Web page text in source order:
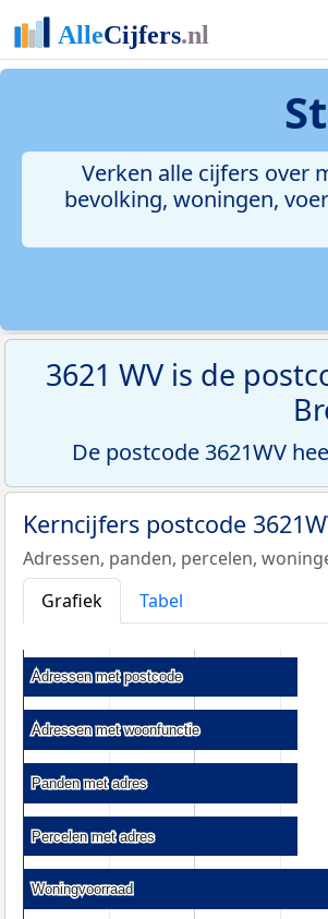
Verken alle cijfers over
bevolking, woningen,
3621 WV is de
De postcode 3621WV
Kerncijfers postcode
Adressen, panden, percelen,
Grafiek
Tabel
Adressen met postcode
Adressen met postcode
Adressen met woonfunctie
Adressen met woonfunctie
Panden met adres
Panden met adres
Percelen met adres
Percelen met adres
Woningvoorraad
Woningvoorraad